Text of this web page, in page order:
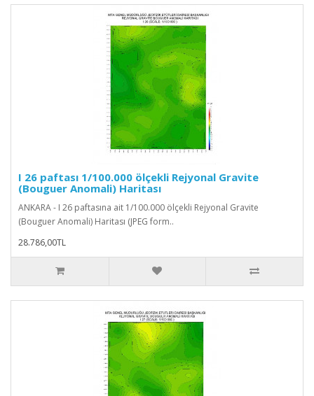
I 26 paftası 1/100.000 ölçekli Rejyonal Gravite
(Bouguer Anomali) Haritası
ANKARA - I 26 paftasına ait 1/100.000 ölçekli Rejyonal Gravite
(Bouguer Anomali) Haritası (JPEG form..
28.786,00TL